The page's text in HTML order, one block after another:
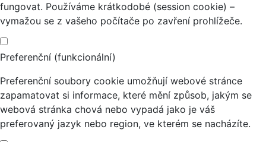
fungovat. Používáme krátkodobé (session cookie) –
vymažou se z vašeho počítače po zavření prohlížeče.
Preferenční (funkcionální)
Preferenční soubory cookie umožňují webové stránce
zapamatovat si informace, které mění způsob, jakým se
webová stránka chová nebo vypadá jako je váš
preferovaný jazyk nebo region, ve kterém se nacházíte.